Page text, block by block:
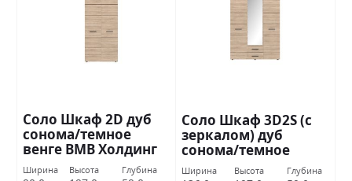
Соло Шкаф 2D дуб
сонома/темное
венге ВМВ Холдинг
Ширина Высота Глубина
Соло Шкаф 3D2S (с
зеркалом) дуб
сонома/темное
венге ВМВ Холдинг
Ширина Высота Глубина